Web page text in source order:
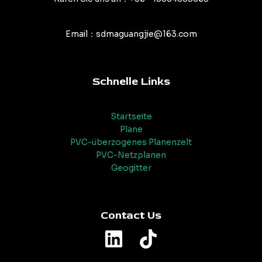
Email：sdmaguangjie@163.com
Schnelle Links
Startseite
Plane
PVC-überzogenes Planenzelt
PVC-Netzplanen
Geogitter
Contact Us